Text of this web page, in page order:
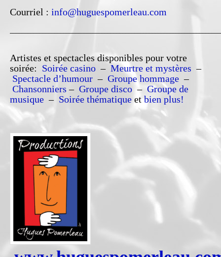
Courriel : info@huguespomerleau.com
Artistes et spectacles disponibles pour votre
soirée: Soirée casino – Meurtre et mystères –
Spectacle d’humour – Groupe hommage –
Chansonniers – Groupe disco – Groupe de
musique – Soirée thématique et bien plus!